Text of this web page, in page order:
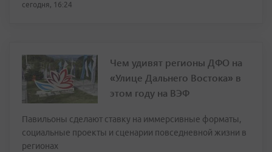
сегодня, 16:24
Чем удивят регионы ДФО на
«Улице Дальнего Востока» в
этом году на ВЭФ
Павильоны сделают ставку на иммерсивные форматы,
социальные проекты и сценарии повседневной жизни в
регионах